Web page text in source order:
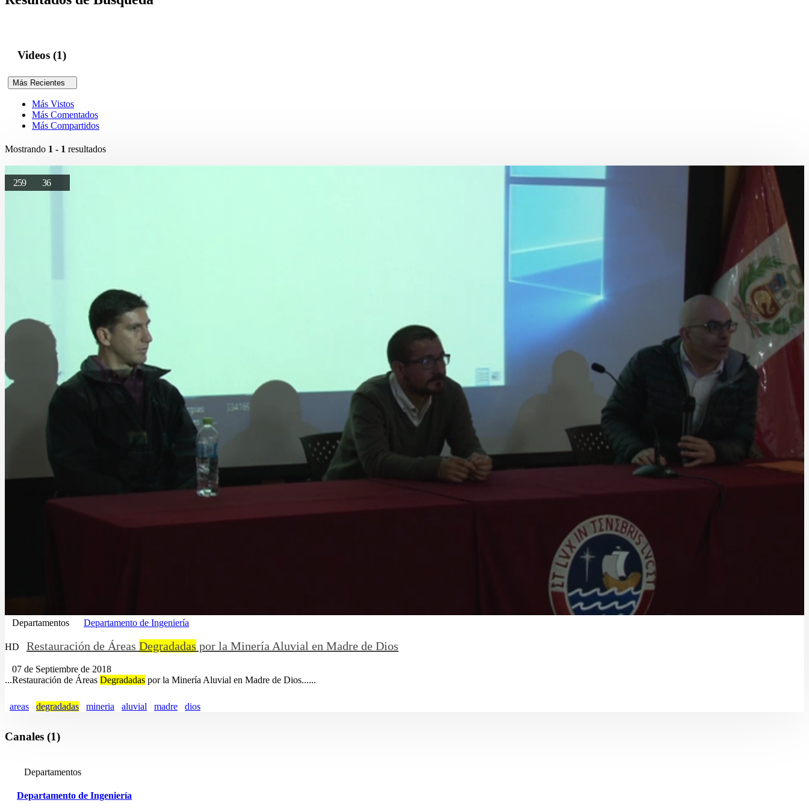
Videos (1)
Más Recientes
Más Vistos
Más Comentados
Más Compartidos
Mostrando 1 - 1 resultados
259 36
Departamentos Departamento de Ingeniería
HD Restauración de Áreas Degradadas por la Minería Aluvial en Madre de Dios
07 de Septiembre de 2018
...Restauración de Áreas Degradadas por la Minería Aluvial en Madre de Dios......
areas degradadas mineria aluvial madre dios
Canales (1)
Departamentos
Departamento de Ingeniería